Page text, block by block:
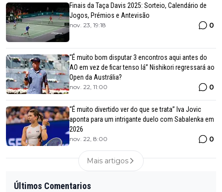
Finais da Taça Davis 2025: Sorteio, Calendário de
Jogos, Prémios e Antevisão
nov. 23, 19:18 0
“É muito bom disputar 3 encontros aqui antes do
AO em vez de ficar tenso lá” Nishikori regressará ao
Open da Austrália?
nov. 22, 11:00 0
“É muito divertido ver do que se trata” Iva Jovic
aponta para um intrigante duelo com Sabalenka em
2026
nov. 22, 8:00 0
Mais artigos
Últimos Comentarios